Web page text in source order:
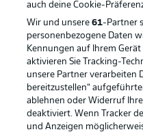
Kontakt
Impressum
Spieler
AGB
auch deine Cookie-
Wir und unsere61-Partner
personenbezogene Daten
Kennungen auf Ihrem
aktivieren Sie Tracking-
unsere Partner verarbeiten
bereitzustellen“
ablehnen oder Widerruf
deaktiviert. Wenn Tracker
und Anzeigen